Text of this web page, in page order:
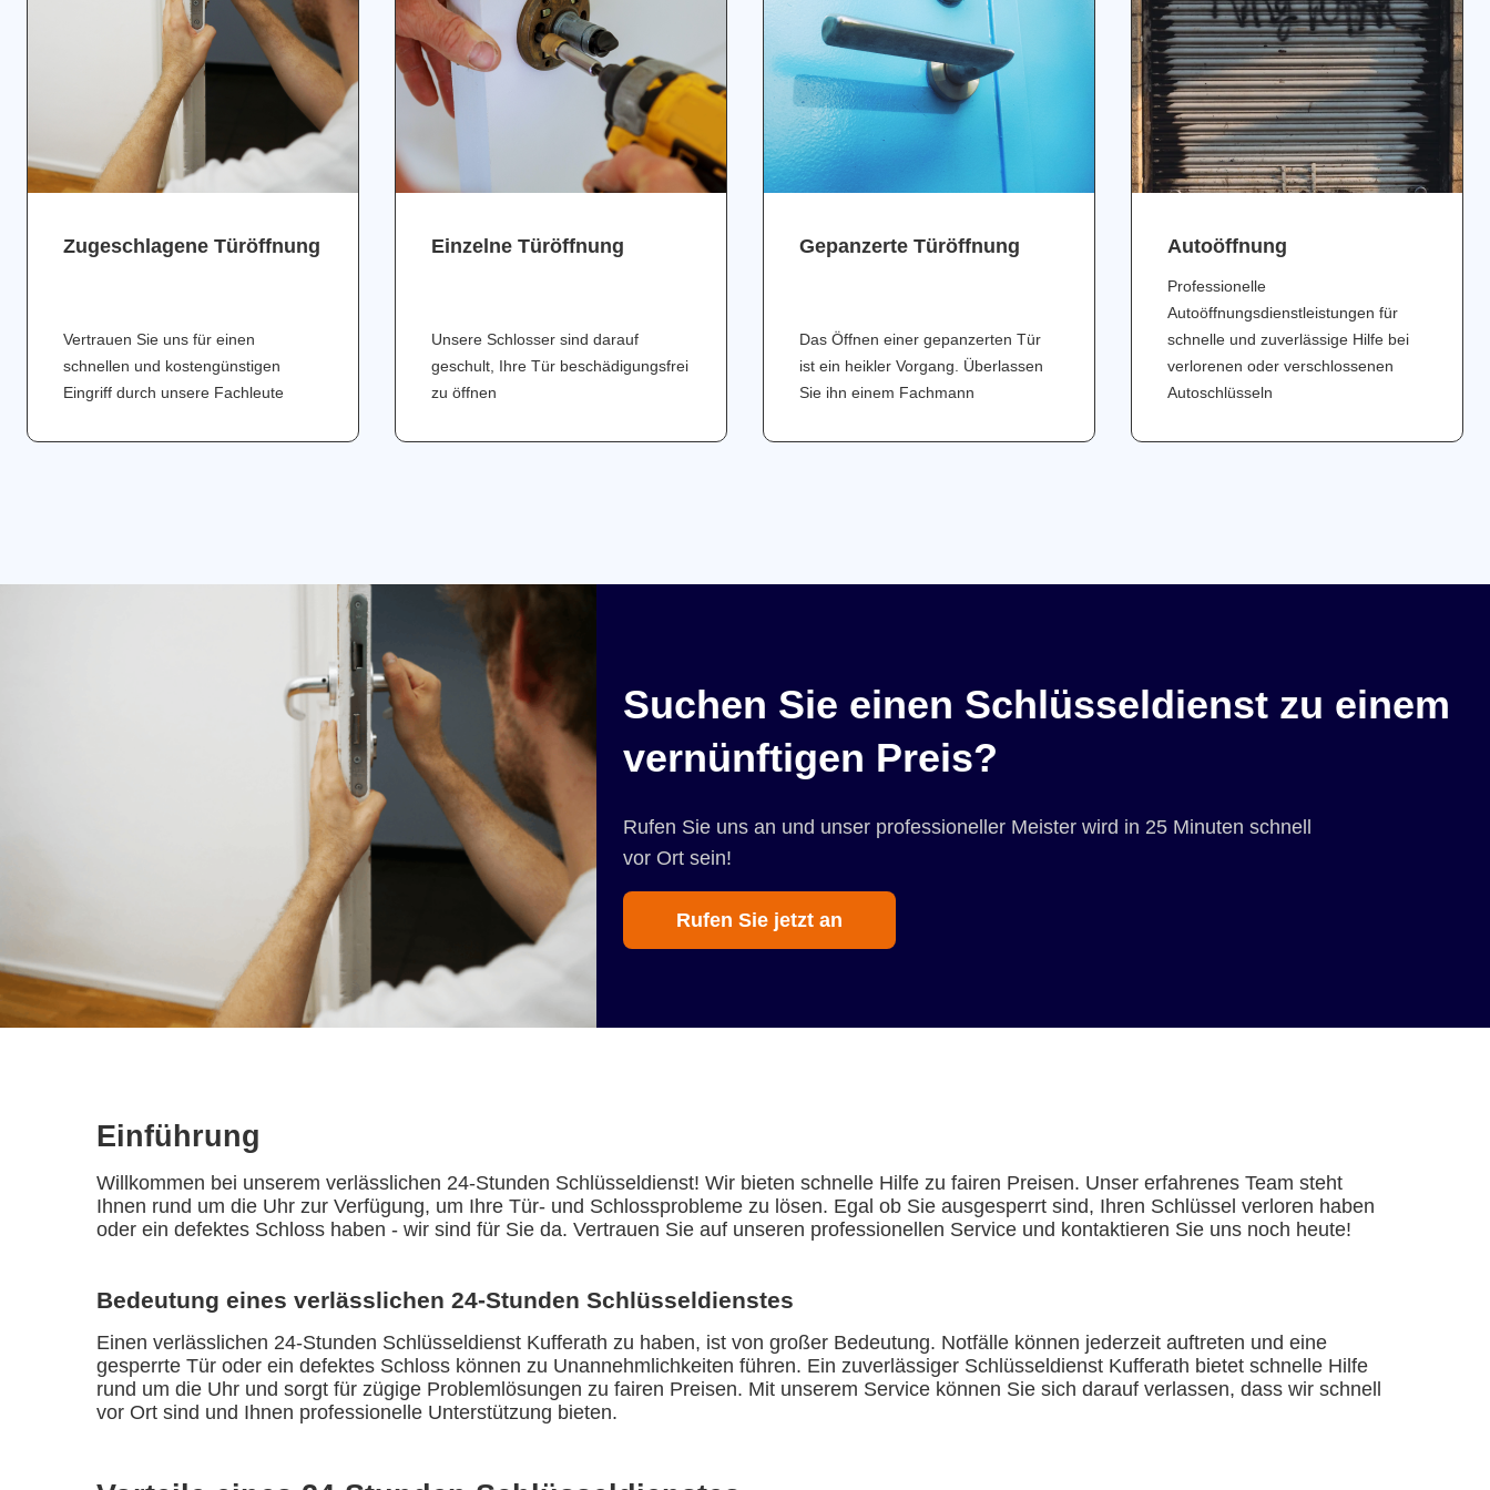
Zugeschlagene Türöffnung
Vertrauen Sie uns für einen
schnellen und kostengünstigen
Eingriff durch unsere Fachleute
Einzelne Türöffnung
Unsere Schlosser sind darauf
geschult, Ihre Tür beschädigungsfrei
zu öffnen
Gepanzerte Türöffnung
Das Öffnen einer gepanzerten Tür
ist ein heikler Vorgang. Überlassen
Sie ihn einem Fachmann
Аutoöffnung
Professionelle
Autoöffnungsdienstleistungen für
schnelle und zuverlässige Hilfe bei
verlorenen oder verschlossenen
Autoschlüsseln
Suchen Sie einen Schlüsseldienst zu einem
vernünftigen Preis?
Rufen Sie uns an und unser professioneller Meister wird in 25 Minuten schnell
vor Ort sein!
Rufen Sie jetzt an
Einführung
Willkommen bei unserem verlässlichen 24-Stunden Schlüsseldienst! Wir bieten schnelle Hilfe zu fairen Preisen. Unser erfahrenes Team steht
Ihnen rund um die Uhr zur Verfügung, um Ihre Tür- und Schlossprobleme zu lösen. Egal ob Sie ausgesperrt sind, Ihren Schlüssel verloren haben
oder ein defektes Schloss haben - wir sind für Sie da. Vertrauen Sie auf unseren professionellen Service und kontaktieren Sie uns noch heute!
Bedeutung eines verlässlichen 24-Stunden Schlüsseldienstes
Einen verlässlichen 24-Stunden Schlüsseldienst Kufferath zu haben, ist von großer Bedeutung. Notfälle können jederzeit auftreten und eine
gesperrte Tür oder ein defektes Schloss können zu Unannehmlichkeiten führen. Ein zuverlässiger Schlüsseldienst Kufferath bietet schnelle Hilfe
rund um die Uhr und sorgt für zügige Problemlösungen zu fairen Preisen. Mit unserem Service können Sie sich darauf verlassen, dass wir schnell
vor Ort sind und Ihnen professionelle Unterstützung bieten.